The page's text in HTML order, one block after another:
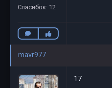
Спасибок: 12
mavr977
17